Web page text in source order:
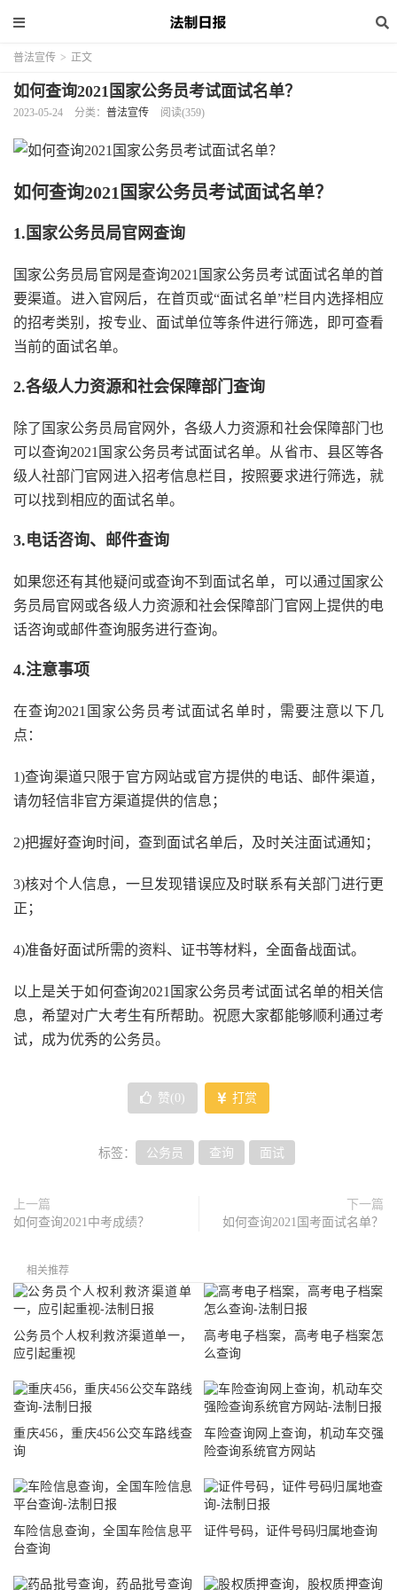
普法宣传 > 正文
如何查询2021国家公务员考试面试名单？
2023-05-24 分类： 普法宣传 阅读(359)
如何查询2021国家公务员考试面试名单？
1.国家公务员局官网查询
国家公务员局官网是查询2021国家公务员考试面试名单的首
要渠道。进入官网后，在首页或“面试名单”栏目内选择相应
的招考类别，按专业、面试单位等条件进行筛选，即可查看
当前的面试名单。
2.各级人力资源和社会保障部门查询
除了国家公务员局官网外，各级人力资源和社会保障部门也
可以查询2021国家公务员考试面试名单。从省市、县区等各
级人社部门官网进入招考信息栏目，按照要求进行筛选，就
可以找到相应的面试名单。
3.电话咨询、邮件查询
如果您还有其他疑问或查询不到面试名单，可以通过国家公
务员局官网或各级人力资源和社会保障部门官网上提供的电
话咨询或邮件查询服务进行查询。
4.注意事项
在查询2021国家公务员考试面试名单时，需要注意以下几
点：
1)查询渠道只限于官方网站或官方提供的电话、邮件渠道，
请勿轻信非官方渠道提供的信息；
2)把握好查询时间，查到面试名单后，及时关注面试通知；
3)核对个人信息，一旦发现错误应及时联系有关部门进行更
正；
4)准备好面试所需的资料、证书等材料，全面备战面试。
以上是关于如何查询2021国家公务员考试面试名单的相关信
息，希望对广大考生有所帮助。祝愿大家都能够顺利通过考
试，成为优秀的公务员。
赞( 0 ) 打赏
标签： 公务员 查询 面试
上一篇
如何查询2021中考成绩？
下一篇
如何查询2021国考面试名单？
相关推荐
公务员个人权利救济渠道单一，
应引起重视
高考电子档案，高考电子档案怎
么查询
重庆456，重庆456公交车路线查
询
车险查询网上查询，机动车交强
险查询系统官方网站
车险信息查询，全国车险信息平
台查询
证件号码，证件号码归属地查询